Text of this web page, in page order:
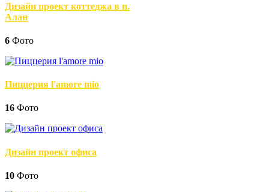
Дизайн проект коттеджа в п.
Алан
6 Фото
Пиццерия l'amore mio
16 Фото
Дизайн проект офиса
10 Фото